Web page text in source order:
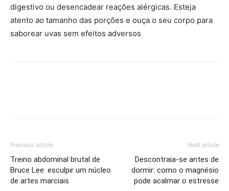
digestivo ou desencadear reações alérgicas. Esteja
atento ao tamanho das porções e ouça o seu corpo para
saborear uvas sem efeitos adversos
Previous article
Treino abdominal brutal de
Bruce Lee: esculpir um núcleo
de artes marciais
Next article
Descontraia-se antes de
dormir: como o magnésio
pode acalmar o estresse